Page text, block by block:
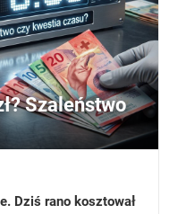
Szaleństwo
Dziś rano kosztował